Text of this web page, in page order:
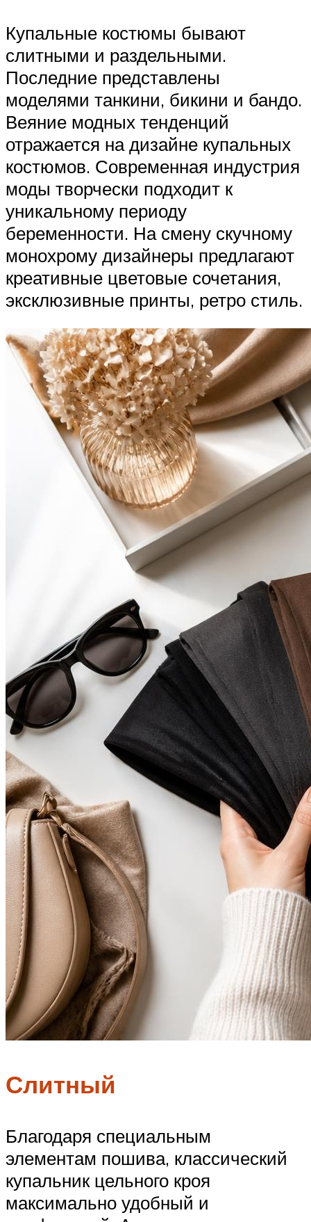
Купальные костюмы бывают
слитными и раздельными.
Последние представлены
моделями танкини, бикини и бандо.
Веяние модных тенденций
отражается на дизайне купальных
костюмов. Современная индустрия
моды творчески подходит к
уникальному периоду
беременности. На смену скучному
монохрому дизайнеры предлагают
креативные цветовые сочетания,
эксклюзивные принты, ретро стиль.
Слитный
Благодаря специальным
элементам пошива, классический
купальник цельного кроя
максимально удобный и